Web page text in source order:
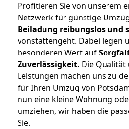
Profitieren Sie von unserem
Netzwerk für günstige
Beiladung reibungslos und
vonstattengeht. Dabei legen
besonderen Wert auf
Zuverlässigkeit. Die Qualität
Leistungen machen uns zu
für Ihren Umzug von
nun eine kleine Wohnung
umziehen, wir haben die
Sie.